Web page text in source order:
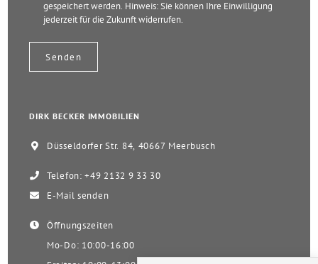
gespeichert werden. Hinweis: Sie können Ihre Einwilligung
jederzeit für die Zukunft widerrufen.
DIRK BECKER IMMOBILIEN
Düsseldorfer Str. 84, 40667 Meerbusch
Telefon: +49 2132 9 33 30
E-Mail senden
Öffnungszeiten
Mo-Do: 10:00-16:00